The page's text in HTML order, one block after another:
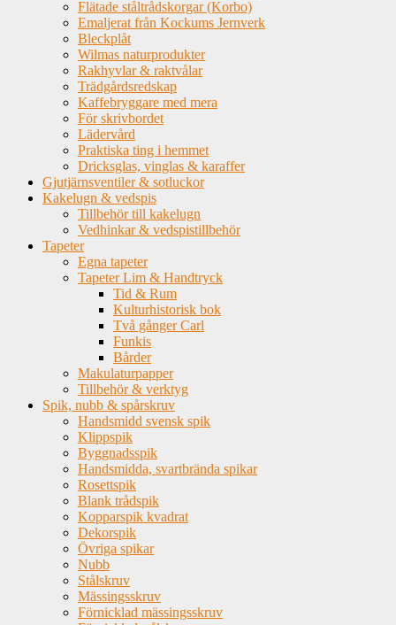
Flätade ståltrådskorgar (Korbo)
Emaljerat från Kockums Jernverk
Bleckplåt
Wilmas naturprodukter
Rakhyvlar & raktvålar
Trädgårdsredskap
Kaffebryggare med mera
För skrivbordet
Lädervård
Praktiska ting i hemmet
Dricksglas, vinglas & karaffer
Gjutjärnsventiler & sotluckor
Kakelugn & vedspis
Tillbehör till kakelugn
Vedhinkar & vedspistillbehör
Tapeter
Egna tapeter
Tapeter Lim & Handtryck
Tid & Rum
Kulturhistorisk bok
Två gånger Carl
Funkis
Bårder
Makulaturpapper
Tillbehör & verktyg
Spik, nubb & spårskruv
Handsmidd svensk spik
Klippspik
Byggnadsspik
Handsmidda, svartbrända spikar
Rosettspik
Blank trådspik
Kopparspik kvadrat
Dekorspik
Övriga spikar
Nubb
Stålskruv
Mässingsskruv
Förnicklad mässingsskruv